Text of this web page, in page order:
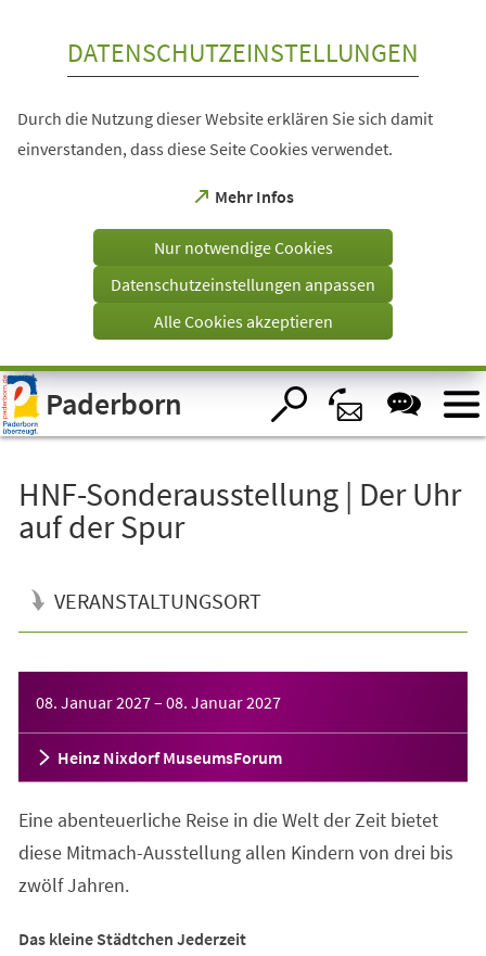
Visuelle
Assistenzsoftware
öffnen.
DATENSCHUTZEINSTELLUNGEN
Durch die Nutzung dieser Website erklären Sie sich damit
einverstanden, dass diese Seite Cookies verwendet.
Mehr Infos
(Öffnet
einem
Tab)
Nur notwendige Cookies
Datenschutzeinstellungen anpassen
Alle Cookies akzeptieren
Paderborn
HNF-Sonderausstellung | Der Uhr
auf der Spur
VERANSTALTUNGSORT
08. Januar 2027– 08. Januar 2027
Heinz Nixdorf MuseumsForum
Eine abenteuerliche Reise in die Welt der Zeit bietet
diese Mitmach-Ausstellung allen Kindern von drei bis
zwölf Jahren.
Das kleine Städtchen Jederzeit